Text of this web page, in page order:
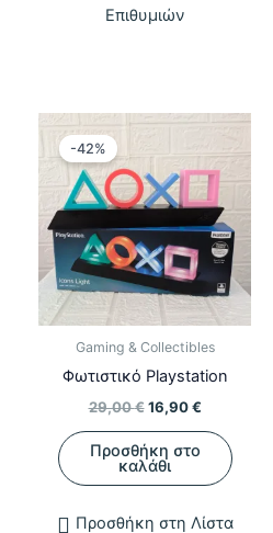
Επιθυμιών
-42%
Gaming & Collectibles
Φωτιστικό Playstation
29,00€ Original
29,00 €.
16,90€Η
τιμή
είναι:
16,90 €.
Προσθήκη στο
καλάθι
Προσθήκη στη Λίστα